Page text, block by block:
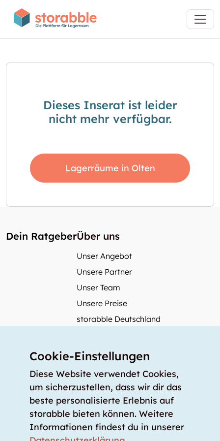
Dieses Inserat ist leider
nicht mehr verfügbar.
Lagerräume in Olten
Dein RatgeberÜber uns
Unser Angebot
Unsere Partner
Unser Team
Unsere Preise
storabble Deutschland
Mehr über storabble
Medienbeiträge
Wie gross muss ein Lagerraum sein?
Was kostet ein Lagerraum?
Für Lageranbieter
Cookie-Einstellungen
Diese Website verwendet Cookies,
um sicherzustellen, dass wir dir das
beste personalisierte Erlebnis auf
storabble bieten können. Weitere
Informationen findest du in unserer